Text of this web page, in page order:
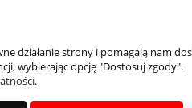
PŁATNOŚCI I
Dostępne formy
działanie strony i pomagają nam
wybierając opcję "Dostosuj zgody".